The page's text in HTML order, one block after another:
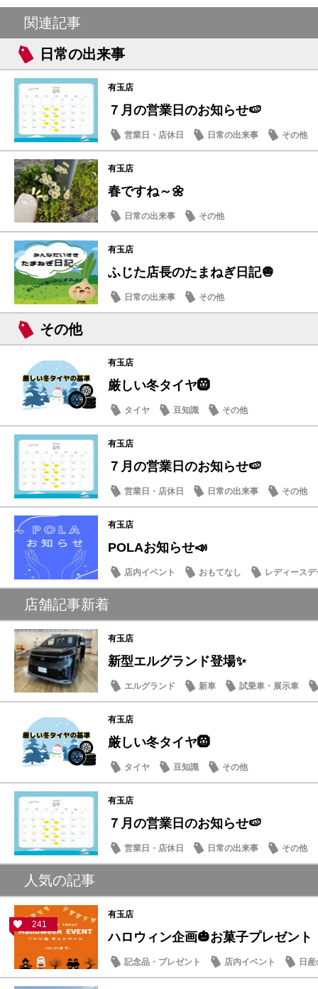
関連記事
日常の出来事
有玉店
７月の営業日のお知らせ🍉
営業日・店休日 日常の出来事 その他
有玉店
春ですね～🌼
日常の出来事 その他
有玉店
ふじた店長のたまねぎ日記🧅
日常の出来事 その他
その他
有玉店
厳しい冬タイヤ🛞
タイヤ 豆知識 その他
有玉店
７月の営業日のお知らせ🍉
営業日・店休日 日常の出来事 その他
有玉店
POLAお知らせ📣
店内イベント おもてなし レディースデ
店舗記事新着
有玉店
新型エルグランド登場✨
エルグランド 新車 試乗車・展示車
有玉店
厳しい冬タイヤ🛞
タイヤ 豆知識 その他
有玉店
７月の営業日のお知らせ🍉
営業日・店休日 日常の出来事 その他
人気の記事
241
有玉店
ハロウィン企画🎃お菓子プレゼント
記念品・プレゼント 店内イベント 日